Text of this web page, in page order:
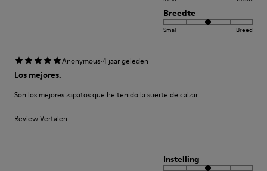
Breedte
Smal Breed
Anonymous·4 jaar geleden
Los mejores.
Son los mejores zapatos que he tenido la suerte de calzar.
Review Vertalen
Instelling